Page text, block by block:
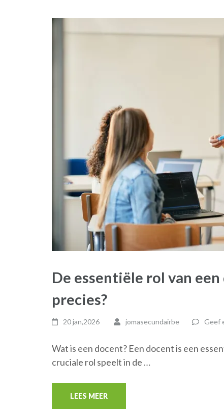
De essentiële rol van
precies?
20 jan,2026 jomasecundairbe Geef
Wat is een docent? Een docent is een
cruciale rol speelt in de …
LEES MEER